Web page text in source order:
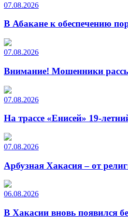
07.08.2026
В Абакане к обеспечению
07.08.2026
Внимание! Мошенники
07.08.2026
На трассе «Енисей» 19-
07.08.2026
Арбузная Хакасия – от
06.08.2026
В Хакасии вновь появился